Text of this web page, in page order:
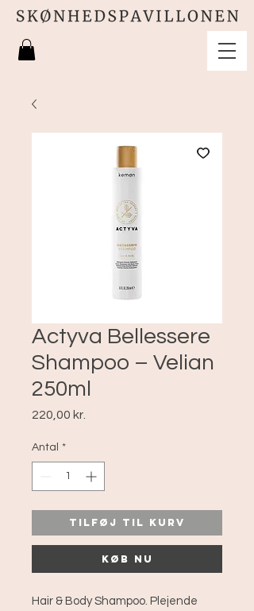
Actyva Bellessere
Shampoo – Velian
250ml
220,00 kr.
Antal *
Tilføj til kurv
Køb nu
Hair & Body Shampoo. Plejende